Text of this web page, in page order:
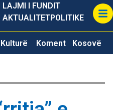
LAJMI I FUNDIT
AKTUALITETPOLITIKE
Kulturë Koment Kosovë